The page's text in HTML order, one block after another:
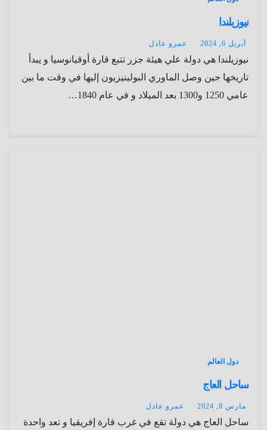
نيوزيلندا
أبريل 6, 2024 عمرو عادل
نيوزيلندا هي دولة علي هيئة جزر تتبع قارة أوقيانوسيا و يبدأ
تاريخها حين وصل الماوري البولينيزيون إليها في وقت ما بين
عامي 1250 و1300 بعد الميلاد و في عام 1840…
دول العالم
ساحل العاج
مارس 8, 2024 عمرو عادل
ساحل العاج هي دولة تقع في غرب قارة إفريقيا و تعد واحدة